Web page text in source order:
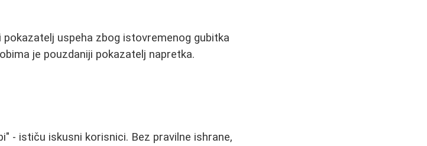
uspeha zbog istovremenog gubitka
je pouzdaniji pokazatelj napretka.
- ističu iskusni korisnici. Bez pravilne ishrane,